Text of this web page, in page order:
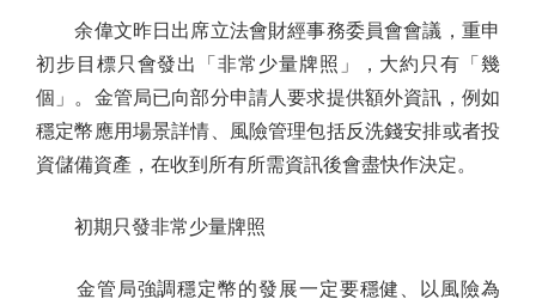
余偉文昨日出席立法會財經事務委員會會議，重申
初步目標只會發出「非常少量牌照」，大約只有「幾
個」。金管局已向部分申請人要求提供額外資訊，例如
穩定幣應用場景詳情、風險管理包括反洗錢安排或者投
資儲備資產，在收到所有所需資訊後會盡快作決定。
初期只發非常少量牌照
金管局強調穩定幣的發展一定要穩健、以風險為